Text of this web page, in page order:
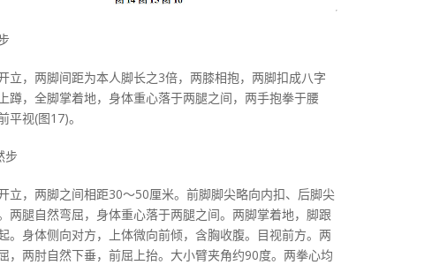
立，两脚间距为本人脚长之3倍，两膝相抱，两脚扣成八字
蹲，全脚掌着地，身体重心落于两腿之间，两手抱拳于腰
平视(图17)。
步
立，两脚之间相距30～50厘米。前脚脚尖略向内扣、后脚尖
两腿自然弯屈，身体重心落于两腿之间。两脚掌着地，脚跟
。身体侧向对方，上体微向前倾，含胸收腹。目视前方。两
，两肘自然下垂，前屈上抬。大小臂夹角约90度。两拳心均